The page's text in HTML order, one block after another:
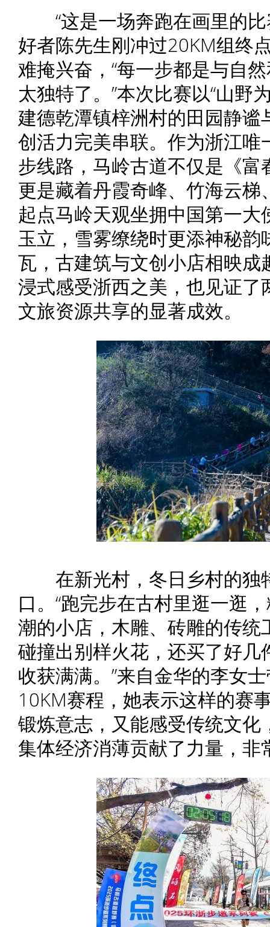
“这是一场奔跑在画里的比
好者陈先生刚冲过20KM组终
难掩兴奋，“每一步都是与自
太独特了。”本次比赛以“山野
建德乾潭镇梓洲村的田园静
创活力完美串联。作为浙江
步线路，马岭古道不仅是《
更是藏着丹霞奇峰、竹海云
起点马岭天观坐拥中国第一
玉立，雪雾缭绕时更添神秘
瓦，古建筑与文创小店相映
浸式感受浙西之美，也见证
文旅资源共享的显著成效。
在新光村，冬日乡村的独
口。“跑完步在古村里逛一逛
潮的小店，木雕、砖雕的传
碰撞出别样火花，还买了好
收获满满。”来自金华的李女
10KM赛程，她表示这样的赛
锻炼意志，又能感受传统文
集体经济消薄贡献了力量，非